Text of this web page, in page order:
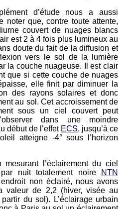
d’étude nous a aussi
noter que, contre toute attente,
couvert de nuages blancs
est 2 à 4 fois plus lumineux au
doute du fait de la diffusion et
vers le sol de la lumière
la couche nuageuse. Il est clair
que si cette couche de nuages
elle finit par diminuer la
des rayons solaires et donc
au sol. Cet accroissement de
sous un ciel couvert peut
dans une moindre
début de l’effet ECS, jusqu’à ce
atteigne -4° sous l’horizon
mesurant l’éclairement du ciel
nuit totalement noire
NTN
non éclairé, nous avons
valeur de 2,2 (hiver, visée au
du sol). L’éclairage urbain